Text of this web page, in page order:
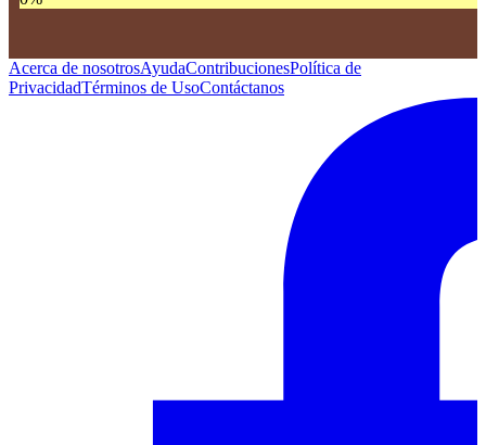
Acerca de nosotrosAyudaContribucionesPolítica de
PrivacidadTérminos de UsoContáctanos